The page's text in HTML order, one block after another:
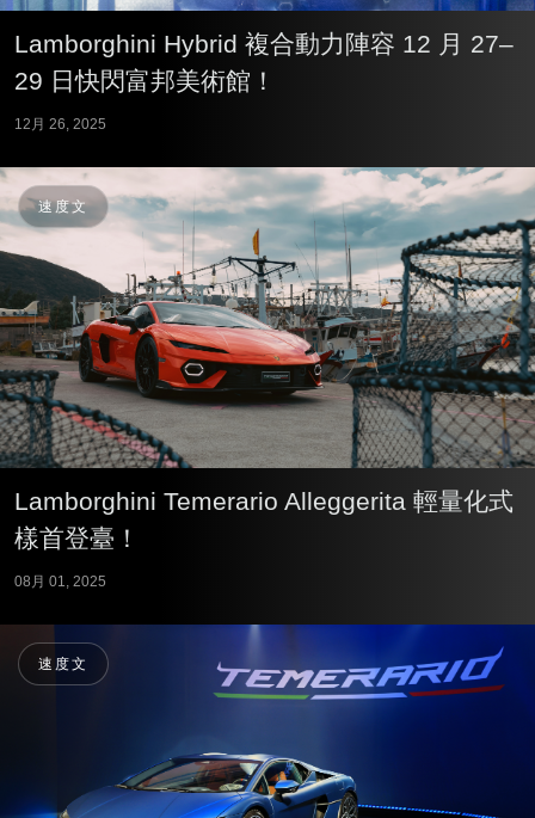
Lamborghini Hybrid 複合動力陣容 12 月 27–
29 日快閃富邦美術館！
12月 26, 2025
速度文
Lamborghini Temerario Alleggerita 輕量化式
樣首登臺！
08月 01, 2025
速度文